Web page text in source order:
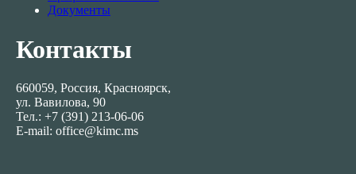
Документы
Контакты
660059, Россия, Красноярск,
ул. Вавилова, 90
Тел.: +7 (391) 213-06-06
E-mail: office@kimc.ms